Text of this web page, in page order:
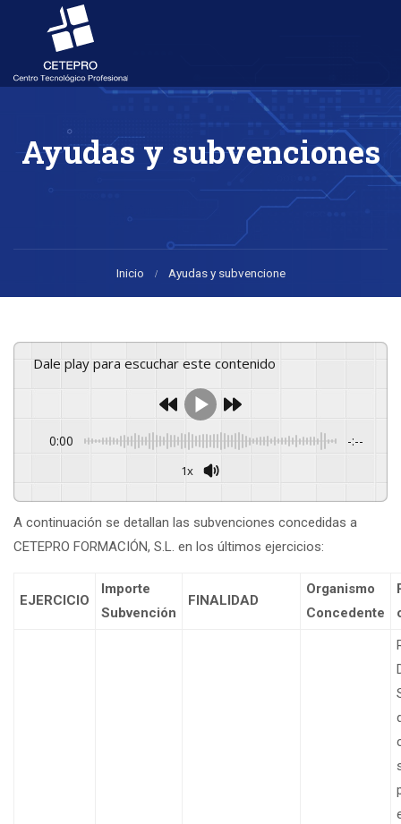
Ayudas y subvenciones
Inicio Ayudas y subvencione
Dale play para escuchar este contenido
0:00 -:--
1x
A continuación se detallan las subvenciones concedidas a
CETEPRO FORMACIÓN, S.L. en los últimos ejercicios:
EJERCICIO
Importe
Subvención
FINALIDAD
Organismo
Concedente